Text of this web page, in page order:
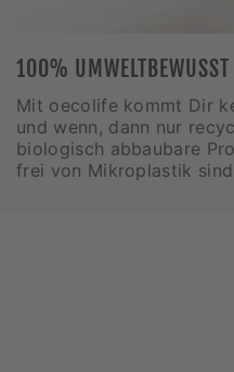
100% UMWELTBEWUSST
Mit oecolife kommt Dir
und wenn, dann nur
biologisch abbaubare
frei von Mikroplastik